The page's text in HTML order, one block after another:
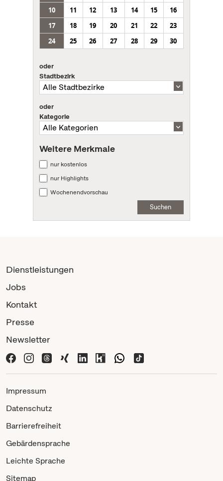
10
11 12 13 14 15
16
17
18 19 20 21 22
23
24
25 26 27 28 29 30
oder
Stadtbezirk
oder
Kategorie
Weitere Merkmale
nur kostenlos
nur Highlights
Wochenendvorschau
Suchen
Dienstleistungen
Jobs
Kontakt
Presse
Newsletter
Impressum
Datenschutz
Barrierefreiheit
Gebärdensprache
Leichte Sprache
Sitemap